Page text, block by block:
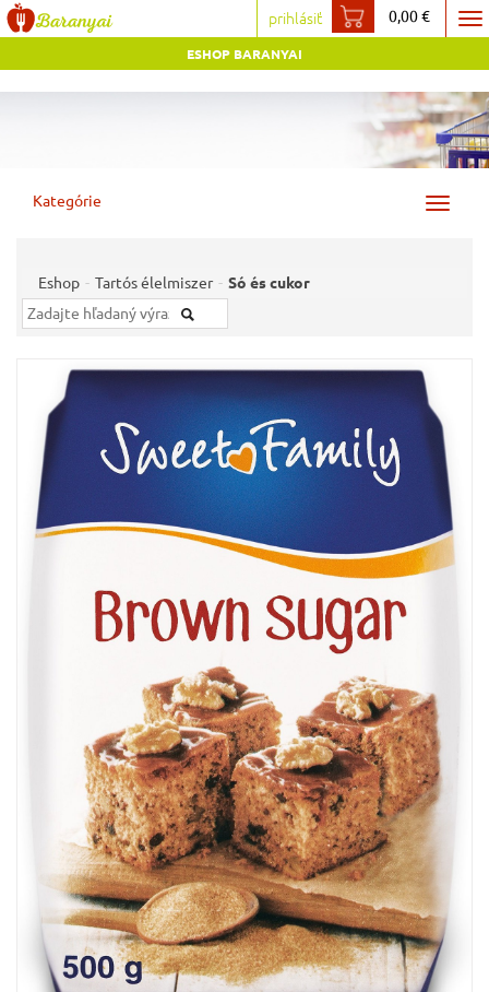
0,00 €
prihlásiť
ESHOP BARANYAI
Kategórie
Toggle
Eshop Tartós élelmiszer Só és cukor